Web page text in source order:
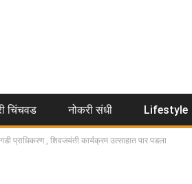
चिंचवड नोकरी संधी Lifestyle
प्राधिकरण , शिवजयंती कार्यक्रम उत्साहात पार पडला